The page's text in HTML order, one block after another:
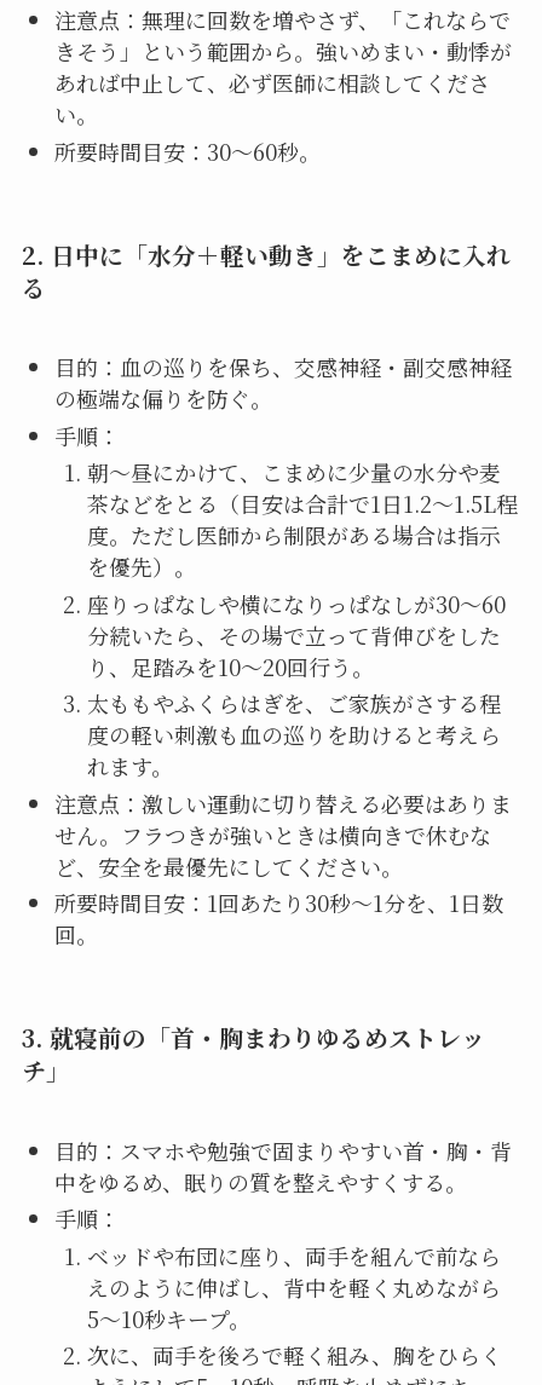
注意点：無理に回数を増やさず、「これならで
きそう」という範囲から。強いめまい・動悸が
あれば中止して、必ず医師に相談してくださ
い。
所要時間目安：30〜60秒。
2. 日中に「水分＋軽い動き」をこまめに入れ
る
目的：血の巡りを保ち、交感神経・副交感神経
の極端な偏りを防ぐ。
手順：
朝〜昼にかけて、こまめに少量の水分や麦
茶などをとる（目安は合計で1日1.2〜1.5L程
度。ただし医師から制限がある場合は指示
を優先）。
座りっぱなしや横になりっぱなしが30〜60
分続いたら、その場で立って背伸びをした
り、足踏みを10〜20回行う。
太ももやふくらはぎを、ご家族がさする程
度の軽い刺激も血の巡りを助けると考えら
れます。
注意点：激しい運動に切り替える必要はありま
せん。フラつきが強いときは横向きで休むな
ど、安全を最優先にしてください。
所要時間目安：1回あたり30秒〜1分を、1日数
回。
3. 就寝前の「首・胸まわりゆるめストレッ
チ」
目的：スマホや勉強で固まりやすい首・胸・背
中をゆるめ、眠りの質を整えやすくする。
手順：
ベッドや布団に座り、両手を組んで前なら
えのように伸ばし、背中を軽く丸めながら
5〜10秒キープ。
次に、両手を後ろで軽く組み、胸をひらく